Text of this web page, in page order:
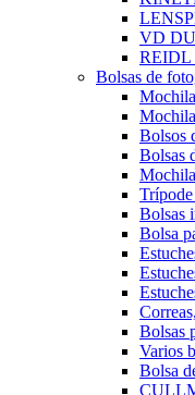
VD
Bolsas de
Bolsos
Bolsas
Bolsas
Bolsa
Bolsas
Varios
Bolsa